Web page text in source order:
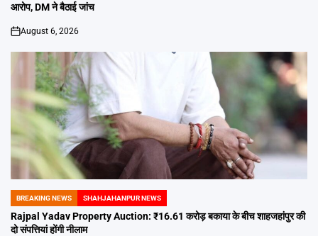
आरोप, DM ने बैठाई जांच
on
August 6, 2026
POSTED
IN
BREAKING NEWS SHAHJAHANPUR NEWS
Rajpal Yadav Property Auction: ₹16.61 करोड़ बकाया के बीच शाहजहांपुर की
दो संपत्तियां होंगी नीलाम